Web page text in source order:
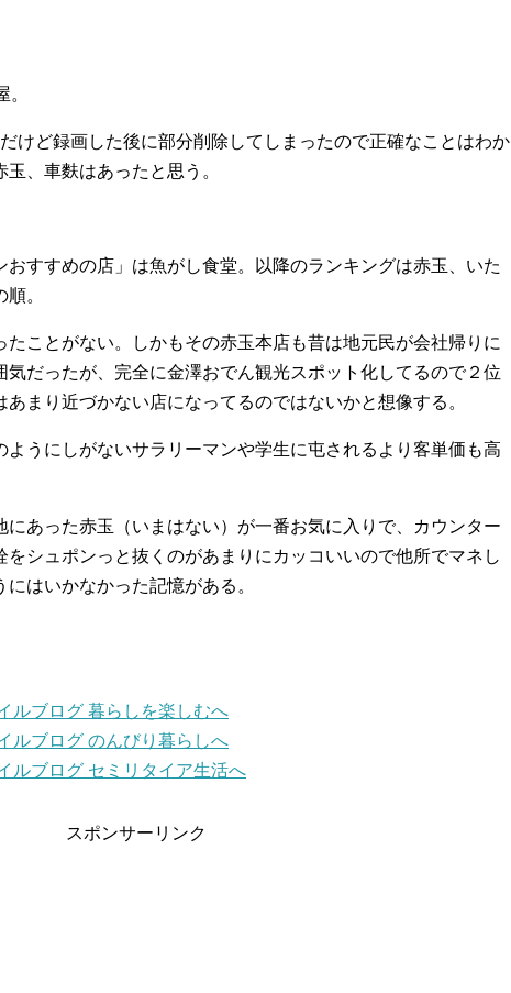
けど録画した後に部分削除してしまったので正確なことはわか
、車麩はあったと思う。
すすめの店」は魚がし食堂。以降のランキングは赤玉、いた
。
たことがない。しかもその赤玉本店も昔は地元民が会社帰りに
気だったが、完全に金澤おでん観光スポット化してるので２位
まり近づかない店になってるのではないかと想像する。
ようにしがないサラリーマンや学生に屯されるより客単価も高
にあった赤玉（いまはない）が一番お気に入りで、カウンター
をシュポンっと抜くのがあまりにカッコいいので他所でマネし
はいかなかった記憶がある。
スポンサーリンク